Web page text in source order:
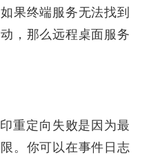
果终端服务无法找到
，那么远程桌面服务
重定向失败是因为最
。你可以在事件日志